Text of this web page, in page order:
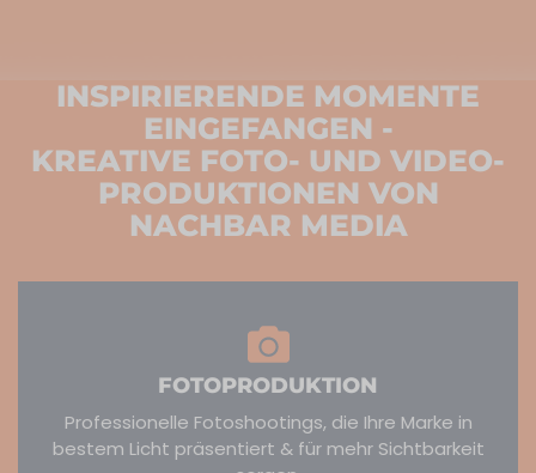
INSPIRIERENDE MOMENTE
EINGEFANGEN -
KREATIVE FOTO- UND VIDEO-
PRODUKTIONEN VON
NACHBAR MEDIA
FOTOPRODUKTION
Professionelle Fotoshootings, die Ihre Marke in
bestem Licht präsentiert & für mehr Sichtbarkeit